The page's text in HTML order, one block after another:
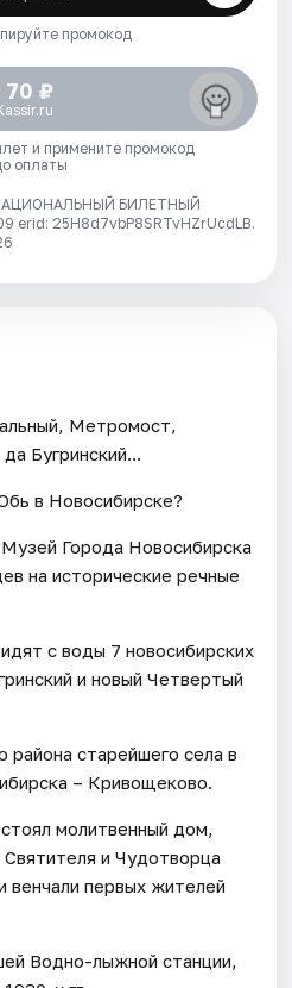
промокод
70 ₽
и примените промокод
оплаты
БИЛЕТНЫЙ
erid: 25H8d7vbP8SRTvHZrUcdLB.
Метромост,
Бугринский...
в Новосибирске?
Города Новосибирска
на исторические речные
с воды 7 новосибирских
и новый Четвертый
старейшего села в
– Кривощеково.
молитвенный дом,
и Чудотворца
венчали первых жителей
Водно-лыжной станции,